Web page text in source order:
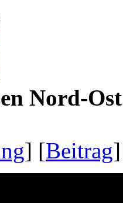
Nord-
] [Beitrag